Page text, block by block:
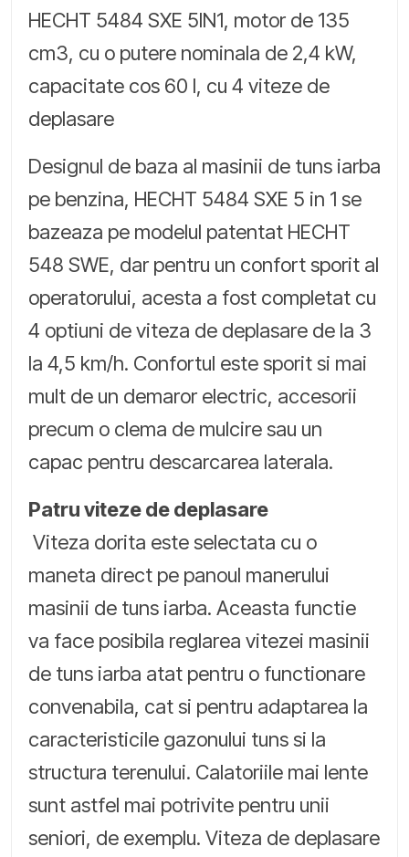
HECHT 5484 SXE 5IN1, motor de 135
cm3, cu o putere nominala de 2,4 kW,
capacitate cos 60 l, cu 4 viteze de
deplasare
Designul de baza al masinii de tuns iarba
pe benzina, HECHT 5484 SXE 5 in 1 se
bazeaza pe modelul patentat HECHT
548 SWE, dar pentru un confort sporit al
operatorului, acesta a fost completat cu
4 optiuni de viteza de deplasare de la 3
la 4,5 km/h. Confortul este sporit si mai
mult de un demaror electric, accesorii
precum o clema de mulcire sau un
capac pentru descarcarea laterala.
Patru viteze de deplasare
Viteza dorita este selectata cu o
maneta direct pe panoul manerului
masinii de tuns iarba. Aceasta functie
va face posibila reglarea vitezei masinii
de tuns iarba atat pentru o functionare
convenabila, cat si pentru adaptarea la
caracteristicile gazonului tuns si la
structura terenului. Calatoriile mai lente
sunt astfel mai potrivite pentru unii
seniori, de exemplu. Viteza de deplasare